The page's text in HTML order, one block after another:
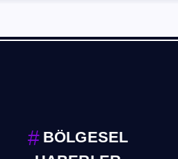
BÖLGESEL